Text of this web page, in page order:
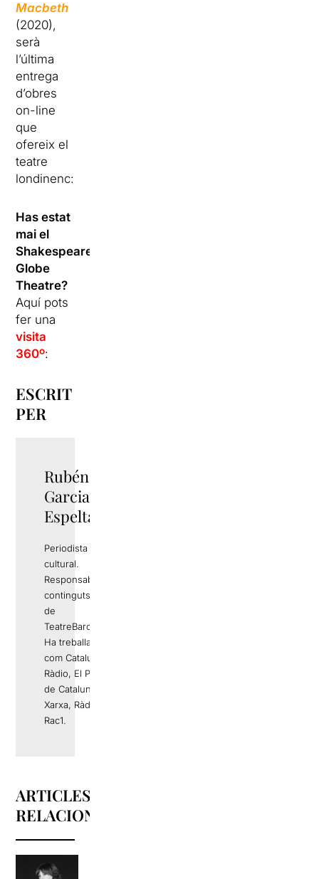
Macbeth
(2020),
serà
l’última
entrega
d’obres
on-line
que
ofereix el
teatre
londinenc:
Has estat
mai el
Shakespeare
Globe
Theatre?
Aquí pots
fer una
visita
360º:
ESCRIT
PER
Rubén
Garcia
Espelta
Periodista i gestor
cultural.
Responsable de
continguts editorials
de
TeatreBarcelona.com
Ha treballat a mitjans
com Catalunya
Ràdio, El Periódico
de Catalunya, La
Xarxa, Ràdio 4 o
Rac1.
ARTICLES
RELACIONATS